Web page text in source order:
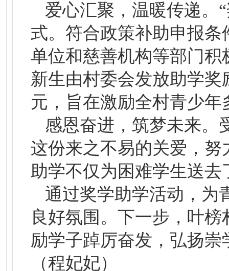
爱心汇聚，温暖传递。
式。符合政策补助申报
单位和慈善机构等部门
新生由村委会发放助学奖
元，旨在激励全村青少年
感恩奋进，筑梦未来。
这份来之不易的关爱，
助学不仅为困难学生送
通过奖学助学活动，为
良好氛围。下一步，叶
励学子踔厉奋发，弘扬
（程妃妃）